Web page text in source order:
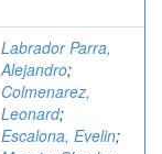
Labrador Parra,
Alejandro;
Colmenarez,
Leonard;
Escalona, Evelin;